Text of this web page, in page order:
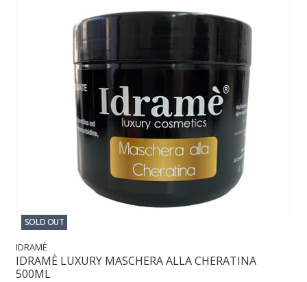
SOLD OUT
IDRAMÈ
IDRAMÈ LUXURY MASCHERA ALLA CHERATINA
500ML